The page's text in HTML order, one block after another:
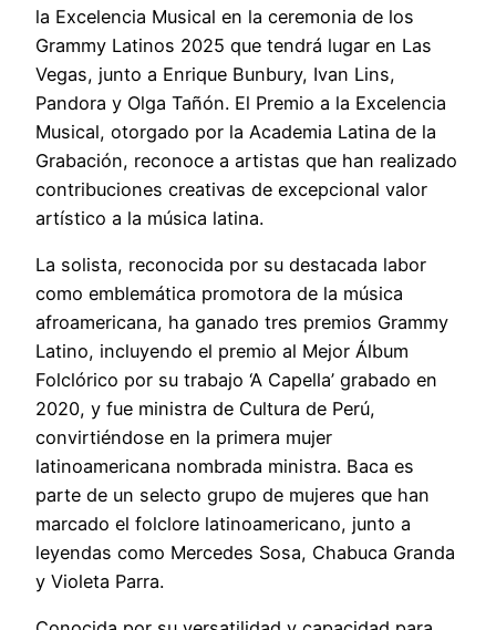
la Excelencia Musical en la ceremonia de los
Grammy Latinos 2025 que tendrá lugar en Las
Vegas, junto a Enrique Bunbury, Ivan Lins,
Pandora y Olga Tañón. El Premio a la Excelencia
Musical, otorgado por la Academia Latina de la
Grabación, reconoce a artistas que han realizado
contribuciones creativas de excepcional valor
artístico a la música latina.
La solista, reconocida por su destacada labor
como emblemática promotora de la música
afroamericana, ha ganado tres premios Grammy
Latino, incluyendo el premio al Mejor Álbum
Folclórico por su trabajo ‘A Capella’ grabado en
2020, y fue ministra de Cultura de Perú,
convirtiéndose en la primera mujer
latinoamericana nombrada ministra. Baca es
parte de un selecto grupo de mujeres que han
marcado el folclore latinoamericano, junto a
leyendas como Mercedes Sosa, Chabuca Granda
y Violeta Parra.